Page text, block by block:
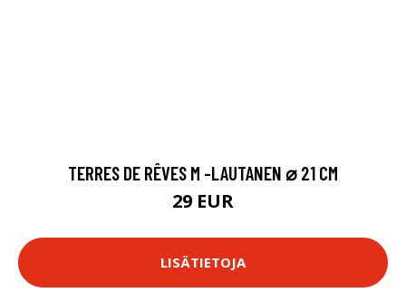
TERRES DE RÊVES M -LAUTANEN ⌀ 21 CM
29 EUR
LISÄTIETOJA